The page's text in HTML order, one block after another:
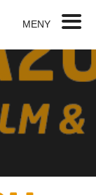
MENY